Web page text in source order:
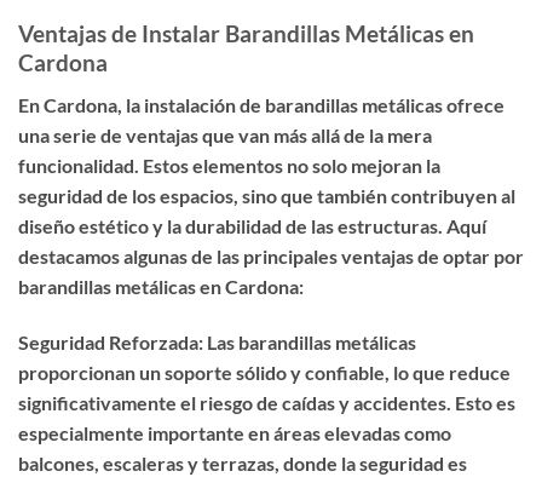
Ventajas de Instalar Barandillas Metálicas en
Cardona
En Cardona, la instalación de barandillas metálicas ofrece
una serie de ventajas que van más allá de la mera
funcionalidad. Estos elementos no solo mejoran la
seguridad de los espacios, sino que también contribuyen al
diseño estético y la durabilidad de las estructuras. Aquí
destacamos algunas de las principales ventajas de optar por
barandillas metálicas en Cardona:
Seguridad Reforzada: Las barandillas metálicas
proporcionan un soporte sólido y confiable, lo que reduce
significativamente el riesgo de caídas y accidentes. Esto es
especialmente importante en áreas elevadas como
balcones, escaleras y terrazas, donde la seguridad es